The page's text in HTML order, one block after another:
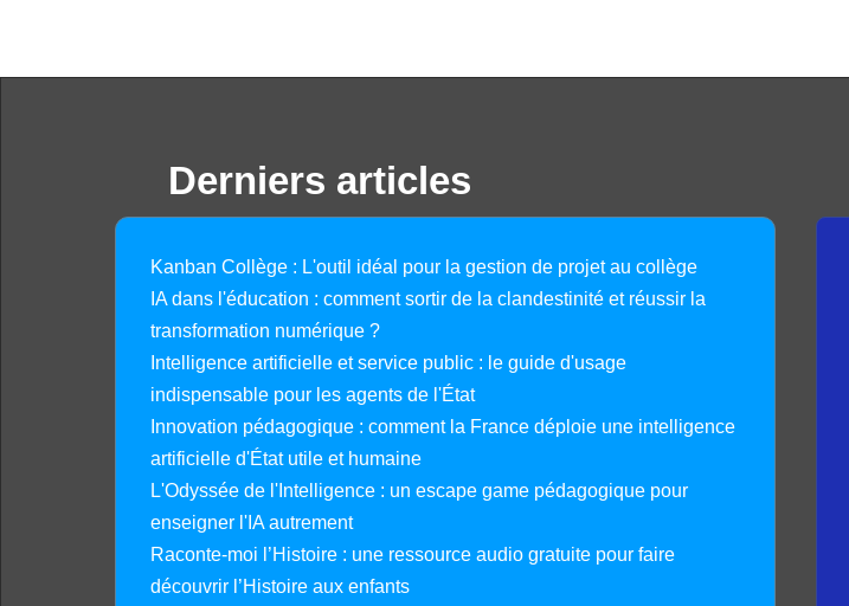
Derniers articles
Kanban Collège : L'outil idéal pour la gestion de projet au collège
IA dans l'éducation : comment sortir de la clandestinité et réussir la
transformation numérique ?
Intelligence artificielle et service public : le guide d'usage
indispensable pour les agents de l'État
Innovation pédagogique : comment la France déploie une intelligence
artificielle d'État utile et humaine
L'Odyssée de l'Intelligence : un escape game pédagogique pour
enseigner l'IA autrement
Raconte-moi l’Histoire : une ressource audio gratuite pour faire
découvrir l’Histoire aux enfants